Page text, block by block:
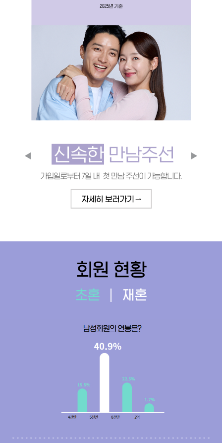
회원 현황
초혼 재혼